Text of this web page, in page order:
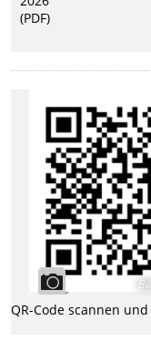
(PDF)
QR-Code scannen